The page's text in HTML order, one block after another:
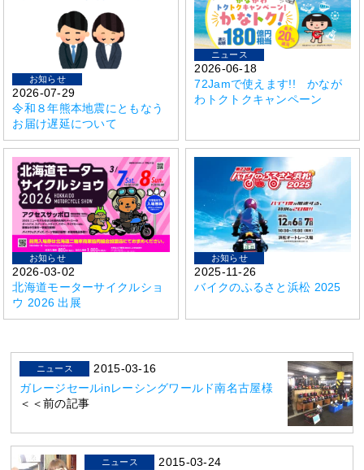
お知らせ
2026-07-29
令和８年熊本地震にともなう
お届け遅延について
ニュース
2026-06-18
72Jamで使えます!! かなが
わトクトクキャンペーン
お知らせ
2026-03-02
北海道モーターサイクルショ
ウ 2026 出展
お知らせ
2025-11-26
バイクのふるさと浜松 2025
ニュース
2015-03-16
ガレージセールinレーシングワールド南名古屋様
＜＜前の記事
ニュース
2015-03-24